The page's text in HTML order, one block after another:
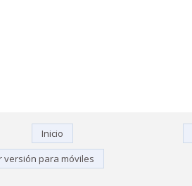
Inicio
versión para móviles